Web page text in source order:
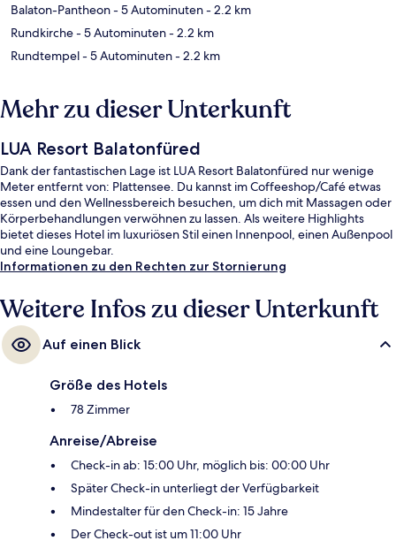
Balaton-Pantheon- 5 Autominuten- 2.2 km
Rundkirche- 5 Autominuten- 2.2 km
Rundtempel- 5 Autominuten- 2.2 km
Mehr zu dieser Unterkunft
LUA Resort Balatonfüred
Dank der fantastischen Lage ist LUA Resort Balatonfüred nur wenige
Meter entfernt von: Plattensee. Du kannst im Coffeeshop/Café etwas
essen und den Wellnessbereich besuchen, um dich mit Massagen oder
Körperbehandlungen verwöhnen zu lassen. Als weitere Highlights
bietet dieses Hotel im luxuriösen Stil einen Innenpool, einen Außenpool
und eine Loungebar.
Informationen zu den Rechten zur Stornierung
Weitere Infos zu dieser Unterkunft
Auf einen Blick
Größe des Hotels
78 Zimmer
Anreise/Abreise
Check-in ab: 15:00 Uhr, möglich bis: 00:00 Uhr
Später Check-in unterliegt der Verfügbarkeit
Mindestalter für den Check-in: 15 Jahre
Der Check-out ist um 11:00 Uhr